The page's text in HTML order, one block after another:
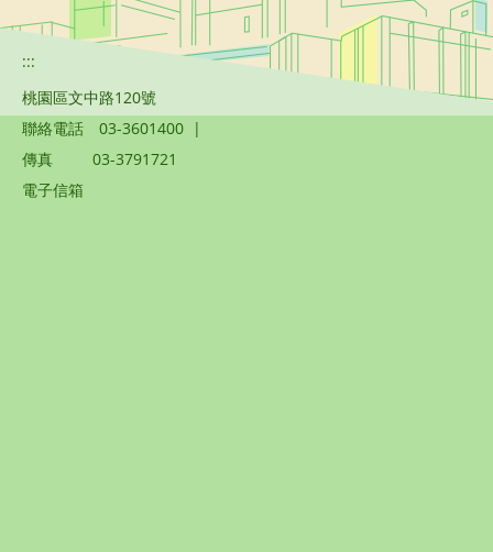
:::
桃園區文中路120號
聯絡電話
03-3601400 |
傳真
03-3791721
電子信箱